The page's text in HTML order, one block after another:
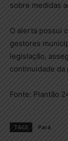
sobre medidas
O alerta possui
gestores
legislação,
continuidade da
Fonte: Plantão
TAGS Pará